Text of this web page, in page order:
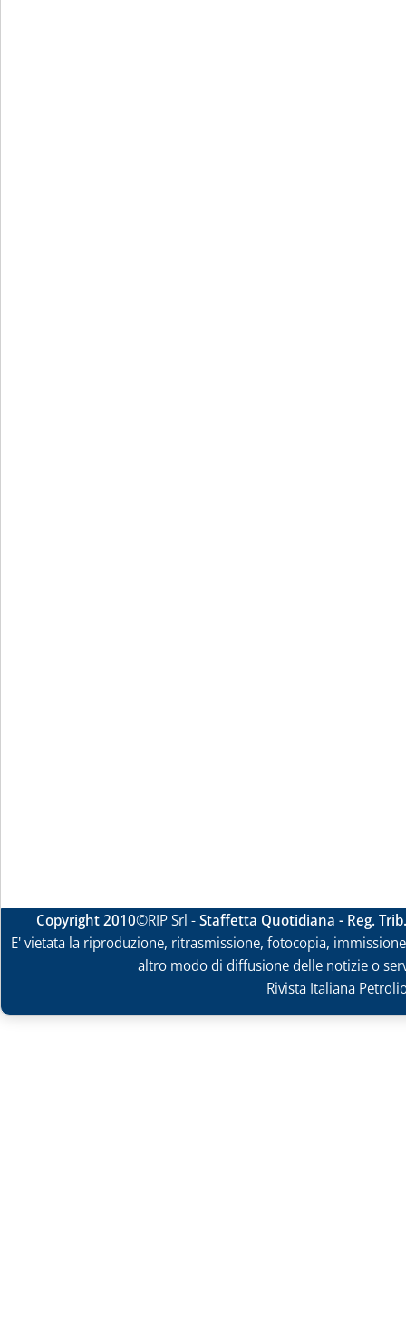
Copyright 2010©RIP Srl -Staffetta Quotidiana - Reg.
E' vietata la riproduzione, ritrasmissione, fotocopia,
altro modo di diffusione delle notizie o
Rivista Italiana